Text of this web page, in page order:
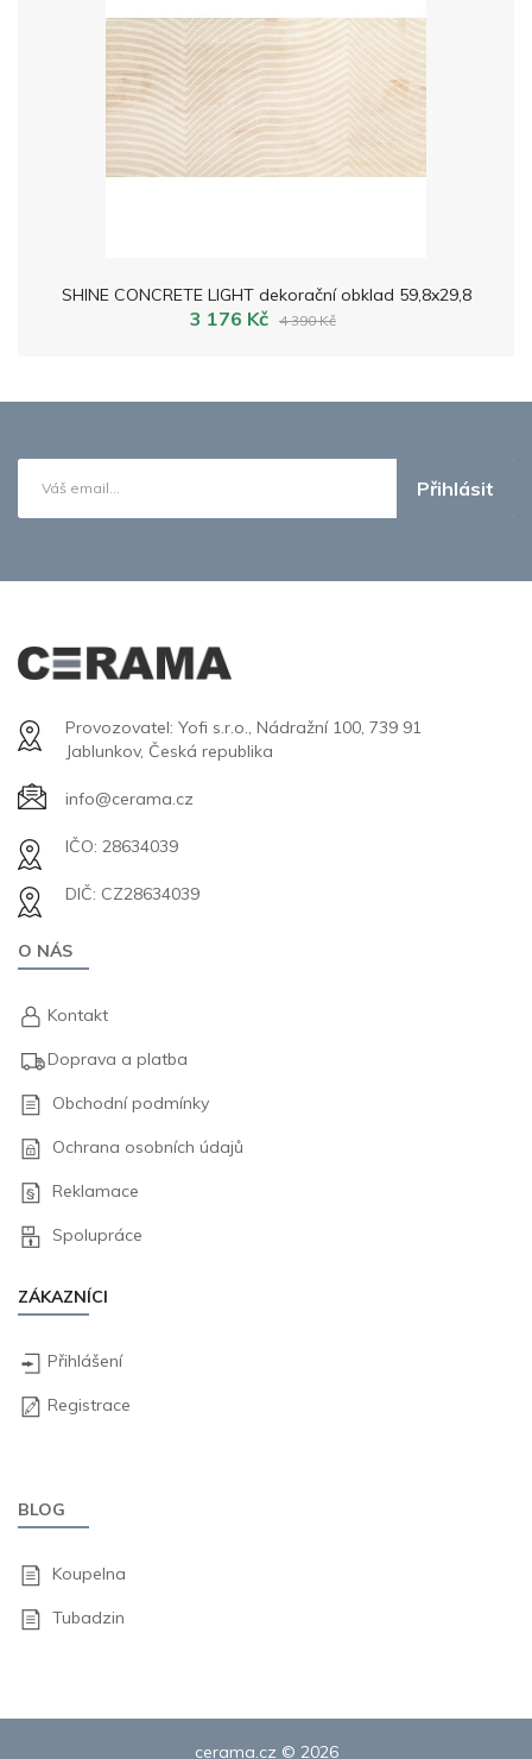
SHINE CONCRETE LIGHT dekorační obklad 59,8x29,8
3 176 Kč 4 390 Kč
Přihlásit
Provozovatel: Yofi s.r.o., Nádražní 100, 739 91
Jablunkov, Česká republika
info@cerama.cz
IČO: 28634039
DIČ: CZ28634039
O NÁS
Kontakt
Doprava a platba
Obchodní podmínky
Ochrana osobních údajů
Reklamace
Spolupráce
ZÁKAZNÍCI
Přihlášení
Registrace
BLOG
Koupelna
Tubadzin
cerama.cz © 2026